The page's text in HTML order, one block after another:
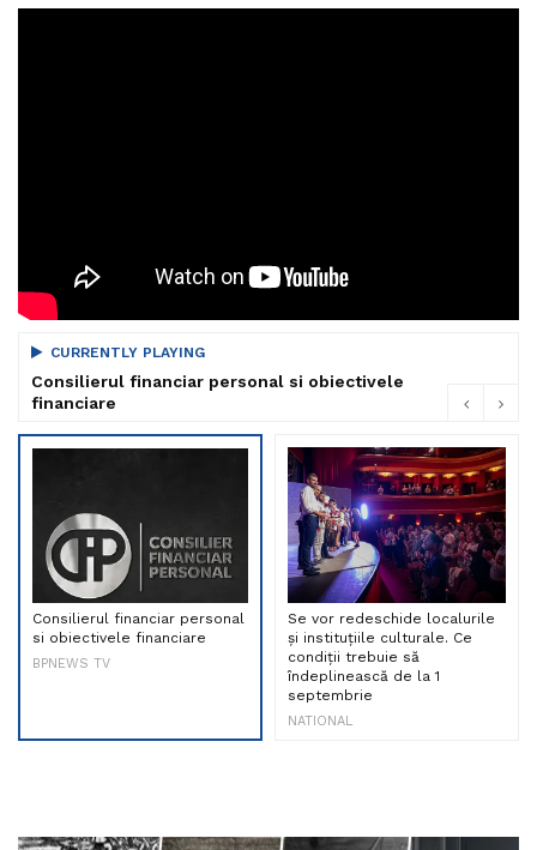
CURRENTLY PLAYING
Consilierul financiar personal si obiectivele
financiare
Consilierul financiar personal
si obiectivele financiare
BPNEWS TV
Se vor redeschide localurile
și instituțiile culturale. Ce
condiții trebuie să
îndeplinească de la 1
septembrie
NATIONAL